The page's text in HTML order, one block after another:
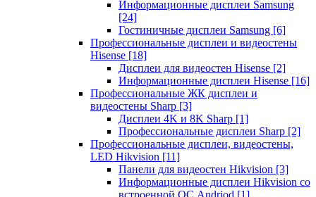
Информационные дисплеи Samsung
[24]
Гостиничные дисплеи Samsung [6]
Профессиональные дисплеи и видеостены
Hisense [18]
Дисплеи для видеостен Hisense [2]
Информационные дисплеи Hisense [16]
Профессиональные ЖК дисплеи и
видеостены Sharp [3]
Дисплеи 4K и 8K Sharp [1]
Профессиональные дисплеи Sharp [2]
Профессиональные дисплеи, видеостены,
LED Hikvision [11]
Панели для видеостен Hikvision [3]
Информационные дисплеи Hikvision со
встроенной ОС Andriod [1]